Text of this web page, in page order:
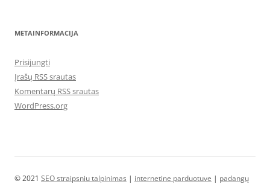
METAINFORMACIJA
Prisijungti
Įrašų RSS srautas
Komentarų RSS srautas
WordPress.org
© 2021 SEO straipsniu talpinimas | internetine parduotuve | padangų